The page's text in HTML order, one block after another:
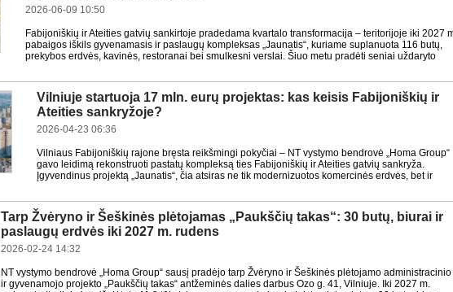
2026-06-09 10:50
Fabijoniškių ir Ateities gatvių sankirtoje pradedama kvartalo transformacija – teritorijoje iki 2027
pabaigos iškils gyvenamasis ir paslaugų kompleksas „Jaunatis“, kuriame suplanuota 116 butų,
prekybos erdvės, kavinės, restoranai bei smulkesni verslai. Šiuo metu pradėti seniai uždaryto
Vilniuje startuoja 17 mln. eurų projektas: kas keisis Fabijoniškių ir
Ateities sankryžoje?
2026-04-23 06:36
Vilniaus Fabijoniškių rajone bręsta reikšmingi pokyčiai – NT vystymo bendrovė „Homa Group“
gavo leidimą rekonstruoti pastatų kompleksą ties Fabijoniškių ir Ateities gatvių sankryža.
Įgyvendinus projektą „Jaunatis“, čia atsiras ne tik modernizuotos komercinės erdvės, bet ir
Tarp Žvėryno ir Šeškinės plėtojamas „Paukščių takas“: 30 butų, biurai ir
paslaugų erdvės iki 2027 m. rudens
2026-02-24 14:32
NT vystymo bendrovė „Homa Group“ sausį pradėjo tarp Žvėryno ir Šeškinės plėtojamo administracinio
ir gyvenamojo projekto „Paukščių takas“ antžeminės dalies darbus Ozo g. 41, Vilniuje. Iki 2027 m.